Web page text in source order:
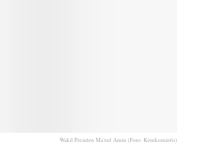
Wakil Presiden Ma'ruf Amin (Foto: Kemkominfo)